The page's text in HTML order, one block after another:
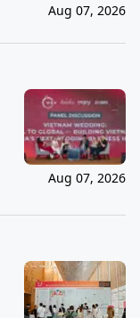
Aug 07, 2026
Aug 07, 2026